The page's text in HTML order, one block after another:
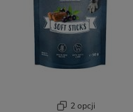
2 opcji